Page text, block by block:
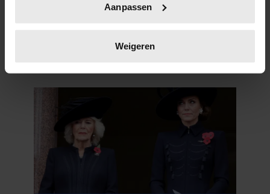
scannen op specifieke eigenschappen (fingerprinting)
verwerkt en stel uw voorkeuren in het
intrekken in de Cookieverklaring.
We gebruiken cookies om content en advertenties te
personaliseren, om functies voor social media te bieden
en om ons websiteverkeer te analyseren. Ook delen we
informatie over uw gebruik van onze site met onze
partners voor social media, adverteren en analyse. Deze
partners kunnen deze gegevens combineren met andere
informatie die u aan ze heeft verstrekt of die ze hebben
Aanpassen
Weigeren
MODEMERKEN VAN PRINSES